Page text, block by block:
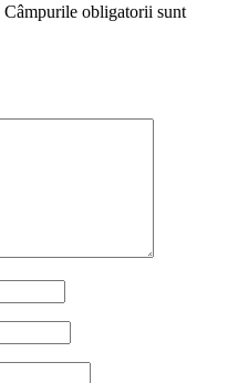
Câmpurile obligatorii sunt